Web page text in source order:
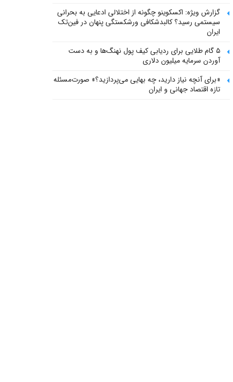
گزارش ویژه: اکسکوینو چگونه از اختلالی ادعایی به بحرانی
سیستمی رسید؟ کالبدشکافی ورشکستگی پنهان در فین‌تک
ایران
۵ گام طلایی برای ردیابی کیف پول‌ نهنگ‌ها و به دست
آوردن سرمایه میلیون دلاری
«برای آنچه نیاز دارید، چه بهایی می‌پردازید؟» صورت‌مسئله
تازه اقتصاد جهانی و ایران